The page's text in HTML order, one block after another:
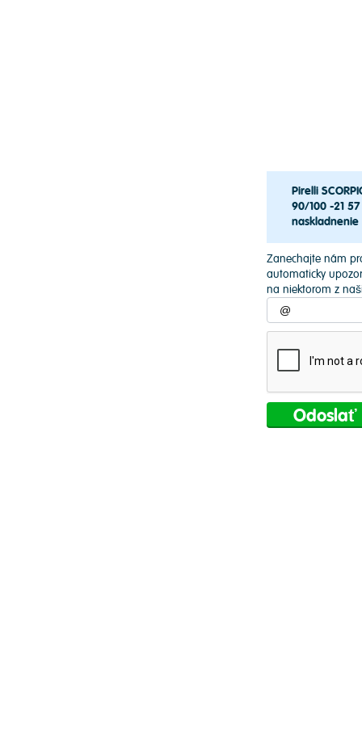
Pirelli
90/100 -21
naskladnenie
Zanechajte nám
automaticky
na niektorom z